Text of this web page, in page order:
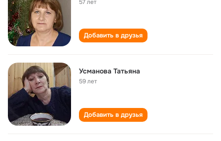
57 лет
Добавить в друзья
Усманова Татьяна
59 лет
Добавить в друзья